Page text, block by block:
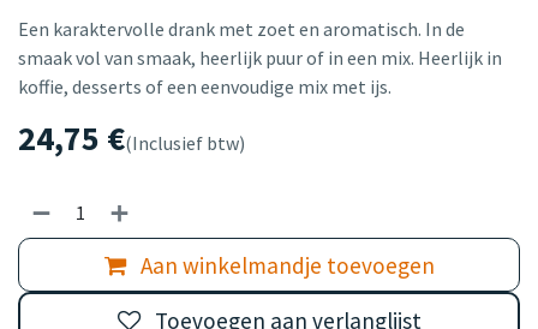
Een karaktervolle drank met zoet en aromatisch. In de
smaak vol van smaak, heerlijk puur of in een mix. Heerlijk in
koffie, desserts of een eenvoudige mix met ijs.
24,75 €(Inclusief btw)
Aan winkelmandje toevoegen
Toevoegen aan verlanglijst